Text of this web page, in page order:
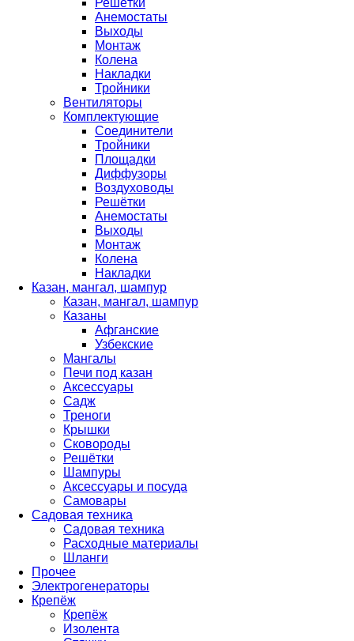
Решётки
Анемостаты
Выходы
Монтаж
Колена
Накладки
Тройники
Вентиляторы
Комплектующие
Соединители
Тройники
Площадки
Диффузоры
Воздуховоды
Решётки
Анемостаты
Выходы
Монтаж
Колена
Накладки
Казан, мангал, шампур
Казан, мангал, шампур
Казаны
Афганские
Узбекские
Мангалы
Печи под казан
Аксессуары
Садж
Треноги
Крышки
Сковороды
Решётки
Шампуры
Аксессуары и посуда
Самовары
Садовая техника
Садовая техника
Расходные материалы
Шланги
Прочее
Электрогенераторы
Крепёж
Крепёж
Изолента